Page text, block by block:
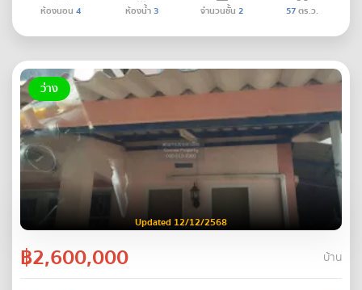
ห้องนอน 4 ห้องน้ำ3 จำนวนชั้น 2 57ตร.ว.
ว่าง
Updated 12/12/2568
฿2,600,000 บ้าน